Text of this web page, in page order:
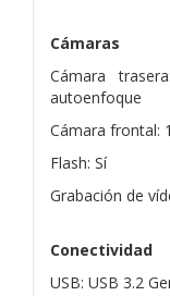
Cámaras
Cámara
autoenfoque
Cámara frontal:
Flash: Sí
Grabación de
Conectividad
USB: USB 3.2